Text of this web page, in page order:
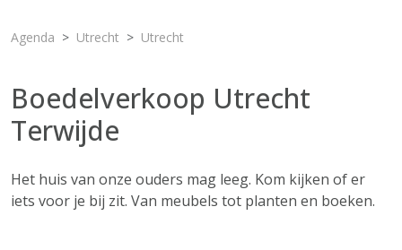
Agenda Utrecht Utrecht
Boedelverkoop Utrecht
Terwijde
Het huis van onze ouders mag leeg. Kom kijken of er
iets voor je bij zit. Van meubels tot planten en boeken.